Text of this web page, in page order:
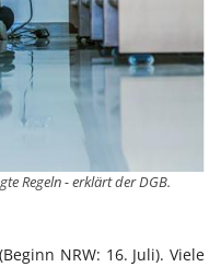
Regeln - erklärt der DGB.
NRW: 16. Juli). Viele